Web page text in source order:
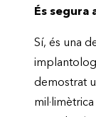
És segura
Sí, és una
demostrat